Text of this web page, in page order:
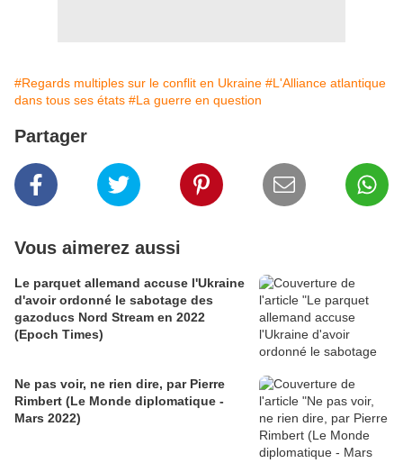
#Regards multiples sur le conflit en Ukraine #L'Alliance atlantique
dans tous ses états #La guerre en question
Partager
Vous aimerez aussi
Le parquet allemand accuse l'Ukraine
d'avoir ordonné le sabotage des
gazoducs Nord Stream en 2022
(Epoch Times)
Ne pas voir, ne rien dire, par Pierre
Rimbert (Le Monde diplomatique -
Mars 2022)